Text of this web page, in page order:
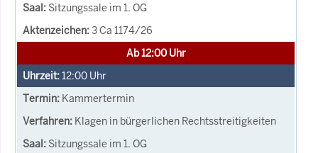
Sitzungssale im 1. OG
3 Ca 1174/26
Ab 12:00 Uhr
12:00 Uhr
Kammertermin
Klagen in bürgerlichen Rechtsstreitigkeiten
Sitzungssale im 1. OG